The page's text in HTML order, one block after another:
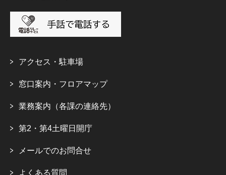
アクセス・駐車場
窓口案内・フロアマップ
業務案内（各課の連絡先）
第2・第4土曜日開庁
メールでのお問合せ
よくある質問